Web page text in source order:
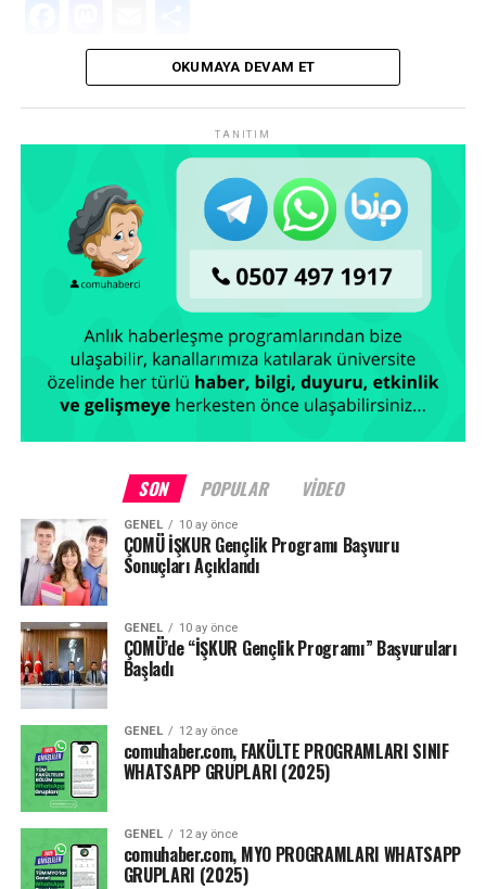
OKUMAYA DEVAM ET
TANITIM
SON POPULAR VIDEO
GENEL 10 ay önce
ÇOMÜ İŞKUR Gençlik Programı Başvuru
Sonuçları Açıklandı
GENEL 10 ay önce
ÇOMÜ’de “İŞKUR Gençlik Programı” Başvuruları
Başladı
GENEL 12 ay önce
comuhaber.com, FAKÜLTE PROGRAMLARI SINIF
WHATSAPP GRUPLARI (2025)
GENEL 12 ay önce
comuhaber.com, MYO PROGRAMLARI WHATSAPP
GRUPLARI (2025)